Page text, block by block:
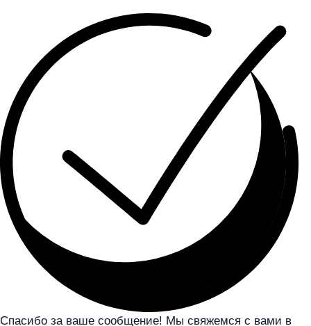
Спасибо за ваше сообщение! Мы свяжемся с вами в